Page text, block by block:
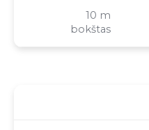
10 m
bokštas